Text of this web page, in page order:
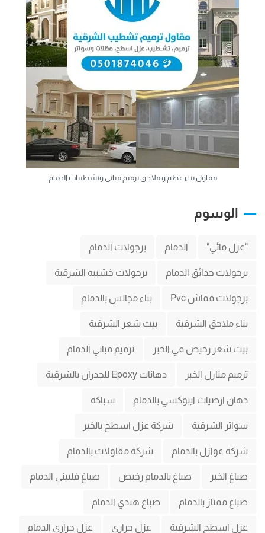
مقاول بناء عظم و ملاحق ترميم مباني وتشطيبات الدمام
الوسوم
"عزل مائي" الدمام برجولات الدمام
برجولات حدائق الدمام برجولات خشبيه الشرقية
برجولات قماش Pvc بناء مجالس بالدمام
بناء ملاحق الشرقية بيت شعر الشرقية
بيت شعر رخيص في الخبر ترميم مباني الدمام
ترميم منازل الخبر دهانات Epoxy للجدران بالشرقية
دهان ارضيات ايبوكسي بالدمام سباكة
سواتر الشرقية شركة عزل اسطح بالخبر
شركة عوازل بالدمام شركة مقاولات بالدمام
صباغ الخبر صباغ بالدمام رخيص صباغ فلبيني الدمام
صباغ ممتاز بالدمام صباغ هندي الدمام
عزل اسطح الشرقية عزل حراري عزل حراري الدمام